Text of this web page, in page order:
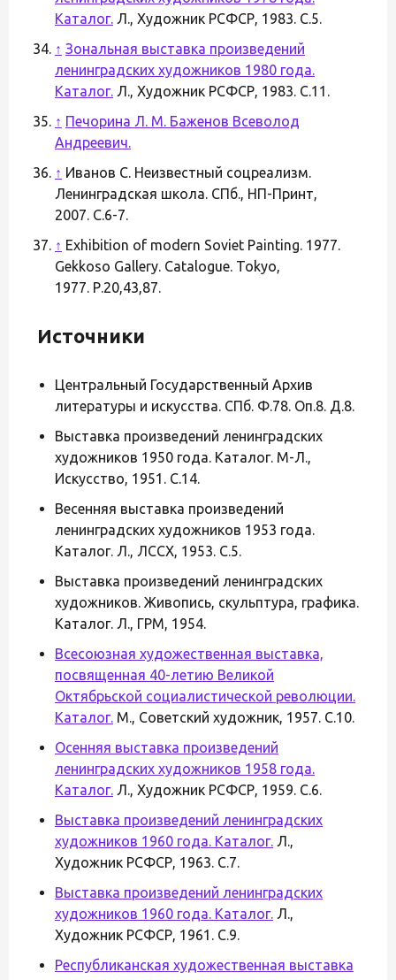
Каталог. Л., Художник РСФСР, 1983. С.5.
↑ Зональная выставка произведений
ленинградских художников 1980 года.
Каталог. Л., Художник РСФСР, 1983. С.11.
↑ Печорина Л. М. Баженов Всеволод
Андреевич.
↑ Иванов С. Неизвестный соцреализм.
Ленинградская школа. СПб., НП-Принт,
2007. С.6-7.
↑ Exhibition of modern Soviet Painting. 1977.
Gekkoso Gallery. Catalogue. Tokyo,
1977. Р.20,43,87.
Источники
Центральный Государственный Архив
литературы и искусства. СПб. Ф.78. Оп.8. Д.8.
Выставка произведений ленинградских
художников 1950 года. Каталог. М-Л.,
Искусство, 1951. С.14.
Весенняя выставка произведений
ленинградских художников 1953 года.
Каталог. Л., ЛССХ, 1953. С.5.
Выставка произведений ленинградских
художников. Живопись, скульптура, графика.
Каталог. Л., ГРМ, 1954.
Всесоюзная художественная выставка,
посвященная 40-летию Великой
Октябрьской социалистической революции.
Каталог. М., Советский художник, 1957. С.10.
Осенняя выставка произведений
ленинградских художников 1958 года.
Каталог. Л., Художник РСФСР, 1959. С.6.
Выставка произведений ленинградских
художников 1960 года. Каталог. Л.,
Художник РСФСР, 1963. С.7.
Выставка произведений ленинградских
художников 1960 года. Каталог. Л.,
Художник РСФСР, 1961. С.9.
Республиканская художественная выставка